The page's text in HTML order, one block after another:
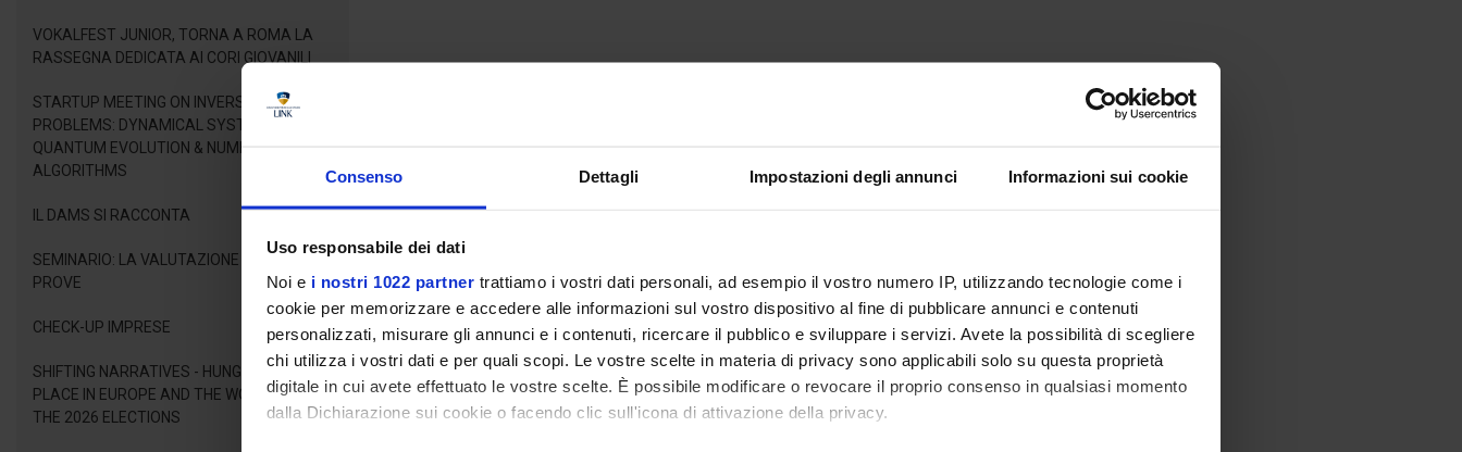
Consenso Dettagli Impostazioni degli annunci Informazioni sui cookie
Uso responsabile dei dati
Noi e i nostri 1022 partner trattiamo i vostri dati personali, ad esempio il vostro numero IP, utilizzando tecnologie come i
cookie per memorizzare e accedere alle informazioni sul vostro dispositivo al fine di pubblicare annunci e contenuti
personalizzati, misurare gli annunci e i contenuti, ricercare il pubblico e sviluppare i servizi. Avete la possibilità di scegliere
chi utilizza i vostri dati e per quali scopi. Le vostre scelte in materia di privacy sono applicabili solo su questa proprietà
digitale in cui avete effettuato le vostre scelte. È possibile modificare o revocare il proprio consenso in qualsiasi momento
dalla Dichiarazione sui cookie o facendo clic sull'icona di attivazione della privacy.
VOKALFEST JUNIOR, TORNA A ROMA LA
RASSEGNA DEDICATA AI CORI GIOVANILI
STARTUP MEETING ON INVERSE LINEAR
PROBLEMS: DYNAMICAL SYSTEMS,
QUANTUM EVOLUTION & NUMERICAL
ALGORITHMS
IL DAMS SI RACCONTA
SEMINARIO: LA VALUTAZIONE DELLE
PROVE
CHECK-UP IMPRESE
SHIFTING NARRATIVES - HUNGARY'S NEW
PLACE IN EUROPE AND THE WORLD AFTER
THE 2026 ELECTIONS